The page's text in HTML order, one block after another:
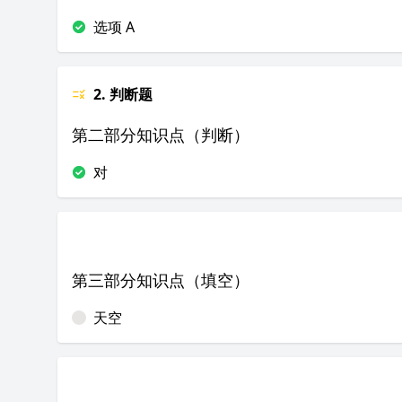
选项 A
2. 判断题
第二部分知识点（判断）
对
第三部分知识点（填空）
天空